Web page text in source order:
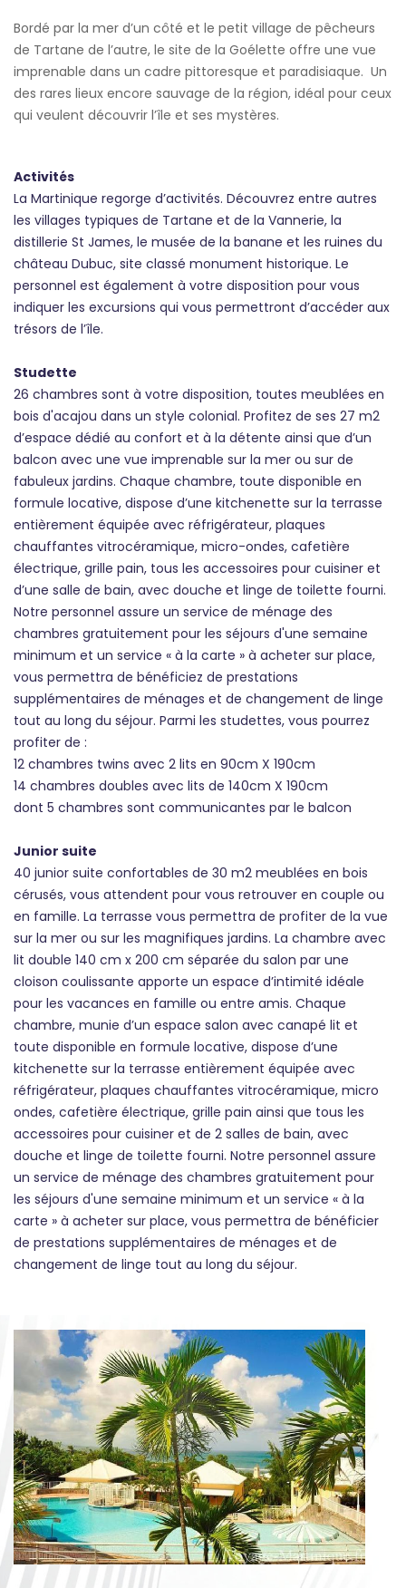
Bordé par la mer d’un côté et le petit village de pêcheurs
de Tartane de l’autre, le site de la Goélette offre une vue
imprenable dans un cadre pittoresque et paradisiaque. Un
des rares lieux encore sauvage de la région, idéal pour ceux
qui veulent découvrir l’île et ses mystères.
Activités
La Martinique regorge d’activités. Découvrez entre autres
les villages typiques de Tartane et de la Vannerie, la
distillerie St James, le musée de la banane et les ruines du
château Dubuc, site classé monument historique. Le
personnel est également à votre disposition pour vous
indiquer les excursions qui vous permettront d’accéder aux
trésors de l’île.
Studette
26 chambres sont à votre disposition, toutes meublées en
bois d'acajou dans un style colonial. Profitez de ses 27 m2
d’espace dédié au confort et à la détente ainsi que d’un
balcon avec une vue imprenable sur la mer ou sur de
fabuleux jardins. Chaque chambre, toute disponible en
formule locative, dispose d’une kitchenette sur la terrasse
entièrement équipée avec réfrigérateur, plaques
chauffantes vitrocéramique, micro-ondes, cafetière
électrique, grille pain, tous les accessoires pour cuisiner et
d’une salle de bain, avec douche et linge de toilette fourni.
Notre personnel assure un service de ménage des
chambres gratuitement pour les séjours d'une semaine
minimum et un service « à la carte » à acheter sur place,
vous permettra de bénéficiez de prestations
supplémentaires de ménages et de changement de linge
tout au long du séjour. Parmi les studettes, vous pourrez
profiter de :
12 chambres twins avec 2 lits en 90cm X 190cm
14 chambres doubles avec lits de 140cm X 190cm
dont 5 chambres sont communicantes par le balcon
Junior suite
40 junior suite confortables de 30 m2 meublées en bois
cérusés, vous attendent pour vous retrouver en couple ou
en famille. La terrasse vous permettra de profiter de la vue
sur la mer ou sur les magnifiques jardins. La chambre avec
lit double 140 cm x 200 cm séparée du salon par une
cloison coulissante apporte un espace d’intimité idéale
pour les vacances en famille ou entre amis. Chaque
chambre, munie d’un espace salon avec canapé lit et
toute disponible en formule locative, dispose d’une
kitchenette sur la terrasse entièrement équipée avec
réfrigérateur, plaques chauffantes vitrocéramique, micro
ondes, cafetière électrique, grille pain ainsi que tous les
accessoires pour cuisiner et de 2 salles de bain, avec
douche et linge de toilette fourni. Notre personnel assure
un service de ménage des chambres gratuitement pour
les séjours d'une semaine minimum et un service « à la
carte » à acheter sur place, vous permettra de bénéficier
de prestations supplémentaires de ménages et de
changement de linge tout au long du séjour.